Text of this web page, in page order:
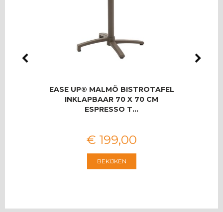
EASE UP® MALMÖ BISTROTAFEL
INKLAPBAAR 70 X 70 CM
ESPRESSO T…
€ 199,00
BEKIJKEN